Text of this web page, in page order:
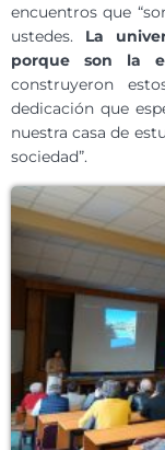
encuentros que
ustedes. La
porque son la
construyeron
dedicación que
nuestra casa de
sociedad”.